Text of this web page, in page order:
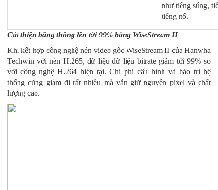
như tiếng súng,
tiếng nổ.
Cải thiện băng thông lên tới 99% bằng WiseStream II
Khi kết hợp công nghệ nén video gốc WiseStream II của Hanwha
Techwin với nén H.265, dữ liệu dữ liệu bitrate giảm tới 99% so
với công nghệ H.264 hiện tại. Chi phí cấu hình và bảo trì hệ
thống cũng giảm đi rất nhiều mà vẫn giữ nguyên pixel và chất
lượng cao.